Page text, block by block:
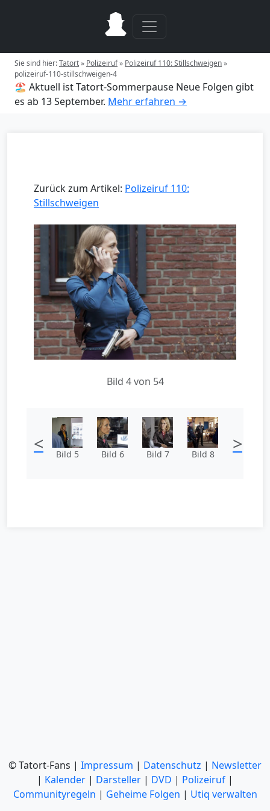
Sie sind hier:Tatort» Polizeiruf» Polizeiruf 110: Stillschweigen»
polizeiruf-110-stillschweigen-4
🏖️ Aktuell ist Tatort-Sommerpause Neue Folgen gibt
es ab 13 September. Mehr erfahren →
Zurück zum Artikel: Polizeiruf 110:
Stillschweigen
Bild 4 von 54
< Bild 5 Bild 6 Bild 7 Bild 8 >
© Tatort-Fans | Impressum | Datenschutz | Newsletter
| Kalender | Darsteller | DVD | Polizeiruf |
Communityregeln | Geheime Folgen | Utiq verwalten